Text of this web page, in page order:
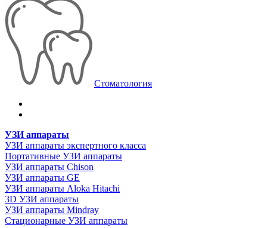
Стоматология
УЗИ аппараты
УЗИ аппараты экспертного класса
Портативные УЗИ аппараты
УЗИ аппараты Chison
УЗИ аппараты GE
УЗИ аппараты Aloka Hitachi
3D УЗИ аппараты
УЗИ аппараты Mindray
Стационарные УЗИ аппараты